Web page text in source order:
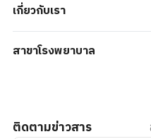
เกี่ยวกับเรา
สาขาโรงพยาบาล
ติดตามข่าวสาร